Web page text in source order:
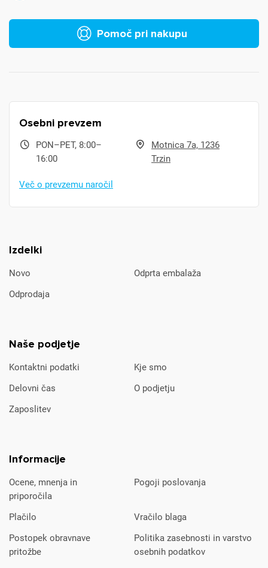
Pomoč pri nakupu
Izdelki
Novo
Odprta embalaža
Odprodaja
Naše podjetje
Kontaktni podatki
Kje smo
Delovni čas
O podjetju
Zaposlitev
Informacije
Ocene, mnenja in
priporočila
Pogoji poslovanja
Plačilo
Vračilo blaga
Postopek obravnave
pritožbe
Politika zasebnosti in varstvo
osebnih podatkov
Osebni prevzem
PON–PET, 8:00–
16:00
Motnica 7a, 1236
Trzin
Več o prevzemu naročil